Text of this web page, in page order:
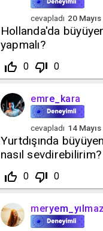
cevapladı 20 Mayıs
Hollanda'da
yapmalı?
thumb_up_off_alt 0 thumb_down_off_alt 0
emre_kara
cevapladı 14 Mayıs
Yurtdışında
nasıl sevdirebilirim?
thumb_up_off_alt 0 thumb_down_off_alt 0
meryem_yılmaz